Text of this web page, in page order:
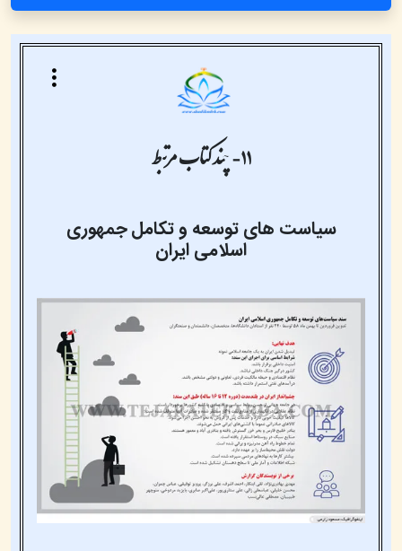
۱۱- چند کتاب مرتبط
سیاست های توسعه و تکامل جمهوری
اسلامی ایران